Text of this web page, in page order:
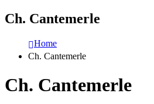
Ch. Cantemerle
Home
Ch. Cantemerle
Ch. Cantemerle